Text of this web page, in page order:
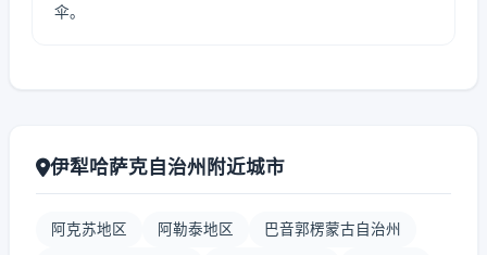
伞。
伊犁哈萨克自治州附近城市
阿克苏地区 阿勒泰地区 巴音郭楞蒙古自治州